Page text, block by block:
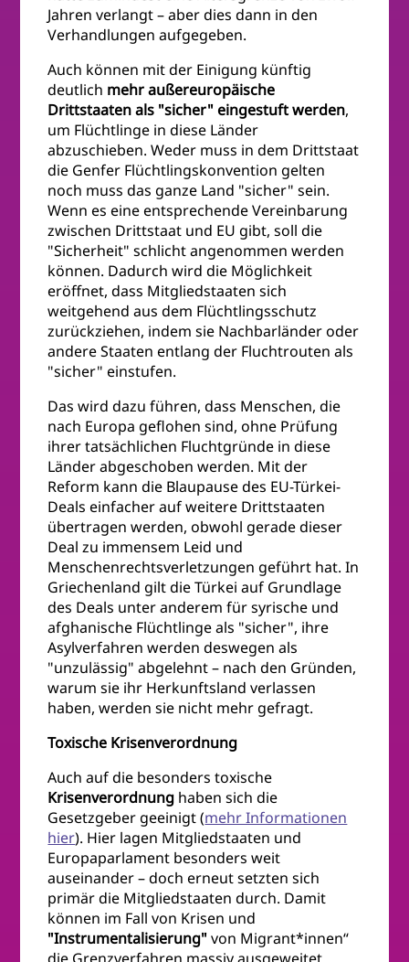
Jahren verlangt – aber dies dann in den
Verhandlungen aufgegeben.
Auch können mit der Einigung künftig
deutlich mehr außereuropäische
Drittstaaten als "sicher" eingestuft werden,
um Flüchtlinge in diese Länder
abzuschieben. Weder muss in dem Drittstaat
die Genfer Flüchtlingskonvention gelten
noch muss das ganze Land "sicher" sein.
Wenn es eine entsprechende Vereinbarung
zwischen Drittstaat und EU gibt, soll die
"Sicherheit" schlicht angenommen werden
können. Dadurch wird die Möglichkeit
eröffnet, dass Mitgliedstaaten sich
weitgehend aus dem Flüchtlingsschutz
zurückziehen, indem sie Nachbarländer oder
andere Staaten entlang der Fluchtrouten als
"sicher" einstufen.
Das wird dazu führen, dass Menschen, die
nach Europa geflohen sind, ohne Prüfung
ihrer tatsächlichen Fluchtgründe in diese
Länder abgeschoben werden. Mit der
Reform kann die Blaupause des EU-Türkei-
Deals einfacher auf weitere Drittstaaten
übertragen werden, obwohl gerade dieser
Deal zu immensem Leid und
Menschenrechtsverletzungen geführt hat. In
Griechenland gilt die Türkei auf Grundlage
des Deals unter anderem für syrische und
afghanische Flüchtlinge als "sicher", ihre
Asylverfahren werden deswegen als
"unzulässig" abgelehnt – nach den Gründen,
warum sie ihr Herkunftsland verlassen
haben, werden sie nicht mehr gefragt.
Toxische Krisenverordnung
Auch auf die besonders toxische
Krisenverordnung haben sich die
Gesetzgeber geeinigt (mehr Informationen
hier). Hier lagen Mitgliedstaaten und
Europaparlament besonders weit
auseinander – doch erneut setzten sich
primär die Mitgliedstaaten durch. Damit
können im Fall von Krisen und
"Instrumentalisierung"von Migrant*innen“